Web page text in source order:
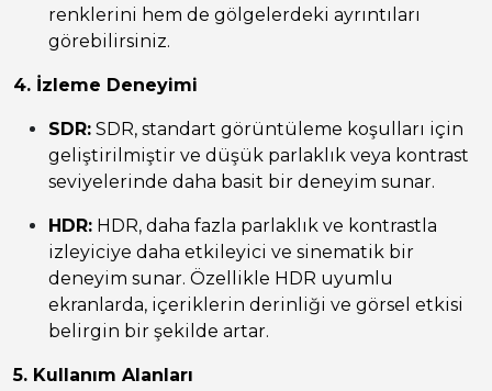
renklerini hem de gölgelerdeki ayrıntıları
görebilirsiniz.
4. İzleme Deneyimi
SDR: SDR, standart görüntüleme koşulları için
geliştirilmiştir ve düşük parlaklık veya kontrast
seviyelerinde daha basit bir deneyim sunar.
HDR: HDR, daha fazla parlaklık ve kontrastla
izleyiciye daha etkileyici ve sinematik bir
deneyim sunar. Özellikle HDR uyumlu
ekranlarda, içeriklerin derinliği ve görsel etkisi
belirgin bir şekilde artar.
5. Kullanım Alanları